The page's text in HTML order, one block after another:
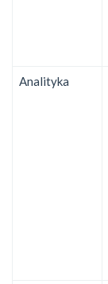
Analityka